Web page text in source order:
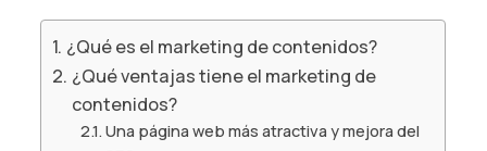
¿Qué es el marketing de contenidos?
¿Qué ventajas tiene el marketing de
contenidos?
Una página web más atractiva y mejora del